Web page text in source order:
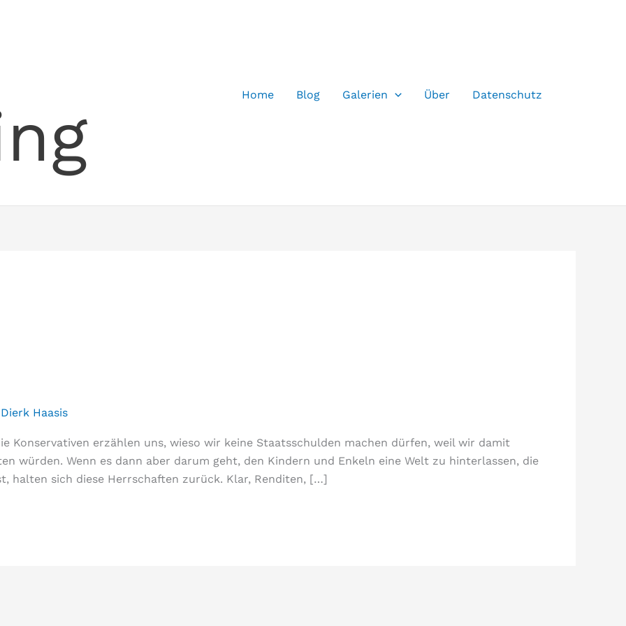
Home Blog Galerien Über Datenschutz
Dierk Haasis
Konservativen erzählen uns, wieso wir keine Staatsschulden machen dürfen, weil wir damit
würden. Wenn es dann aber darum geht, den Kindern und Enkeln eine Welt zu hinterlassen, die
halten sich diese Herrschaften zurück. Klar, Renditen, […]